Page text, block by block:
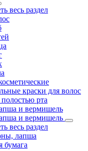
весь раздел
краски для волос
полостью рта
и вермишель
и вермишель
весь раздел
лапша
бумага